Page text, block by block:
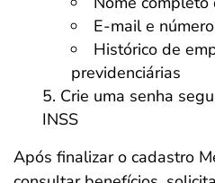
E-mail e
Histórico de
previdenciárias
Crie uma senha
INSS
Após finalizar o cadastro